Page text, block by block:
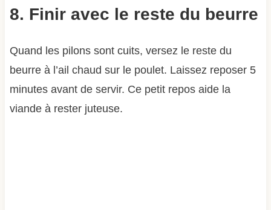
8. Finir avec le reste du beurre
Quand les pilons sont cuits, versez le reste du
beurre à l’ail chaud sur le poulet. Laissez reposer 5
minutes avant de servir. Ce petit repos aide la
viande à rester juteuse.